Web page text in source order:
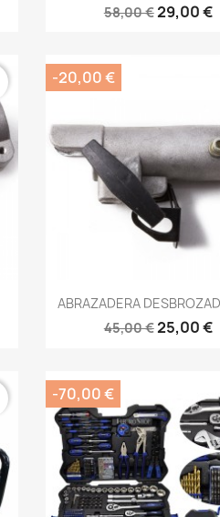
58,00 €29,00 €
Vista rápida
ABRAZADERA
45,00 €25,00 €
-20,00 €
-70,00 €